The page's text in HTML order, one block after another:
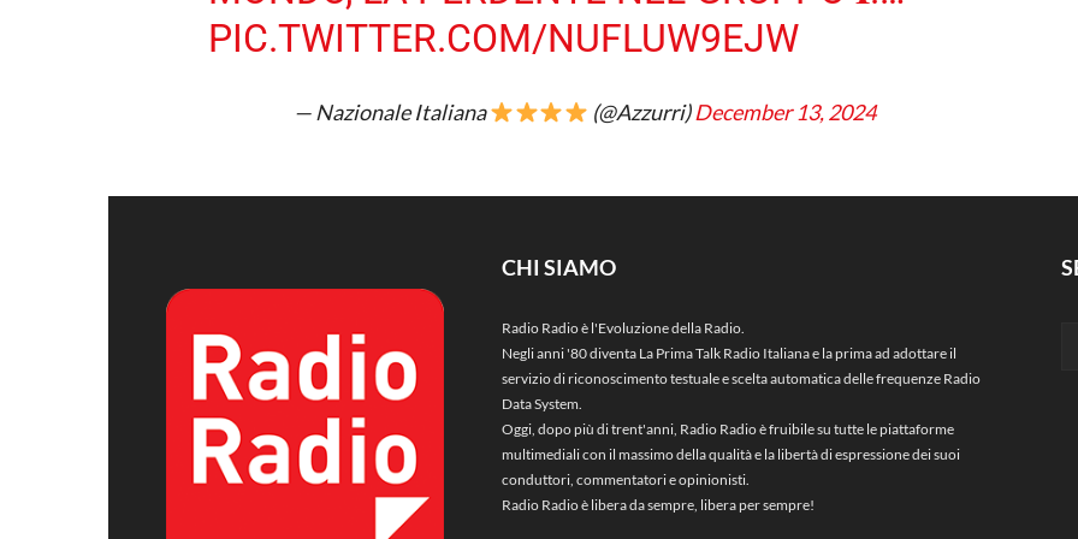
PIC.TWITTER.COM/NUFLUW9EJW
— Nazionale Italiana (@Azzurri)December 13, 2024
CHI SIAMO
Radio Radio è l'Evoluzione della Radio.
Negli anni '80 diventa La Prima Talk Radio Italiana e la prima ad adottare il
servizio di riconoscimento testuale e scelta automatica delle frequenze Radio
Data System.
Oggi, dopo più di trent'anni, Radio Radio è fruibile su tutte le piattaforme
multimediali con il massimo della qualità e la libertà di espressione dei suoi
conduttori, commentatori e opinionisti.
Radio Radio è libera da sempre, libera per sempre!